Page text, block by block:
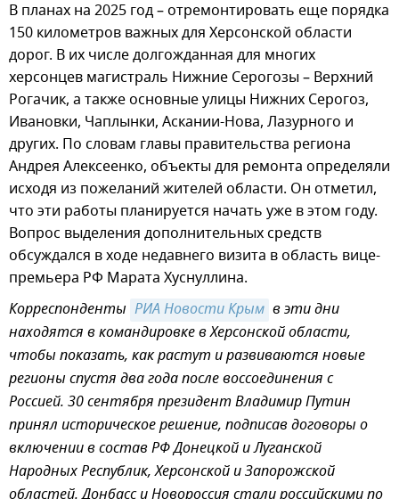
В планах на 2025 год – отремонтировать еще порядка
150 километров важных для Херсонской области
дорог. В их числе долгожданная для многих
херсонцев магистраль Нижние Серогозы – Верхний
Рогачик, а также основные улицы Нижних Серогоз,
Ивановки, Чаплынки, Аскании-Нова, Лазурного и
других. По словам главы правительства региона
Андрея Алексеенко, объекты для ремонта определяли
исходя из пожеланий жителей области. Он отметил,
что эти работы планируется начать уже в этом году.
Вопрос выделения дополнительных средств
обсуждался в ходе недавнего визита в область вице-
премьера РФ Марата Хуснуллина.
Корреспонденты РИА Новости Крым в эти дни
находятся в командировке в Херсонской области,
чтобы показать, как растут и развиваются новые
регионы спустя два года после воссоединения с
Россией. 30 сентября президент Владимир Путин
принял историческое решение, подписав договоры о
включении в состав РФ Донецкой и Луганской
Народных Республик, Херсонской и Запорожской